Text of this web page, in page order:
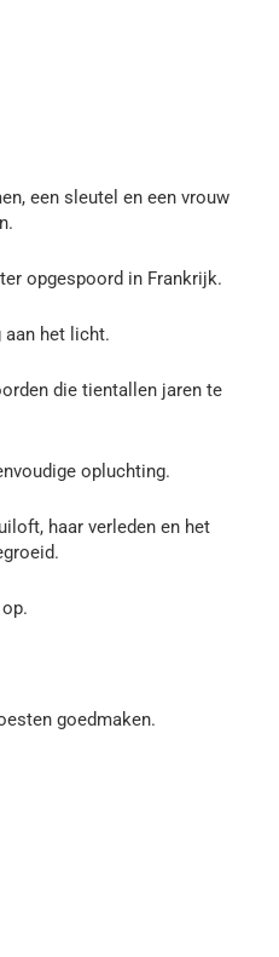
een sleutel en een vrouw
opgespoord in Frankrijk.
aan het licht.
die tientallen jaren te
opluchting.
haar verleden en het
goedmaken.